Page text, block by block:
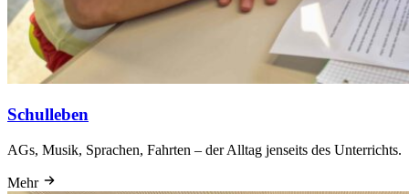
Schulleben
AGs, Musik, Sprachen, Fahrten – der Alltag jenseits des Unterrichts.
Mehr